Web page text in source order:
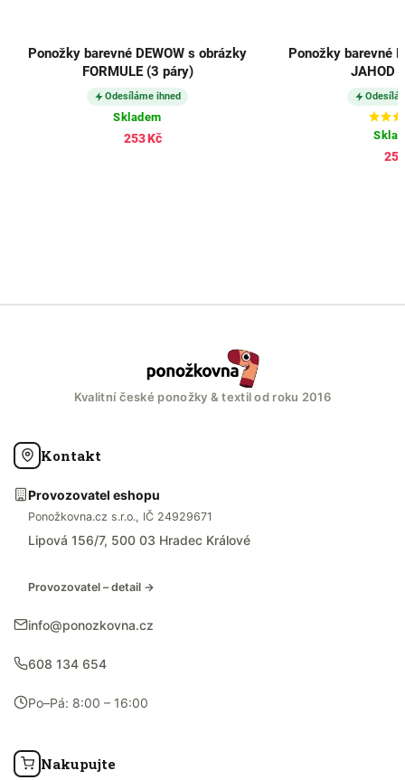
Ponožky barevné DEWOW s obrázky
FORMULE (3 páry)
Odesíláme ihned
Skladem
253 Kč
Ponožky barevné
JAHOD
Kvalitní české ponožky & textil od roku 2016
Kontakt
Provozovatel eshopu
Ponožkovna.cz s.r.o., IČ 24929671
Lipová 156/7, 500 03 Hradec Králové
Provozovatel – detail →
info@ponozkovna.cz
608 134 654
Po–Pá: 8:00 – 16:00
Nakupujte